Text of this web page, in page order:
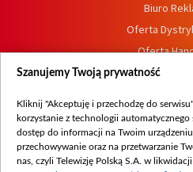
Biuro
Oferta
Oferta
Procedura
Szanujemy Twoją prywatność
Kliknij "Akceptuję i przechodzę do
korzystanie z technologii automatycznego
dostęp do informacji na Twoim
przechowywanie oraz na przetwarzanie
nas, czyli Telewizję Polską S.A. w likwidacji